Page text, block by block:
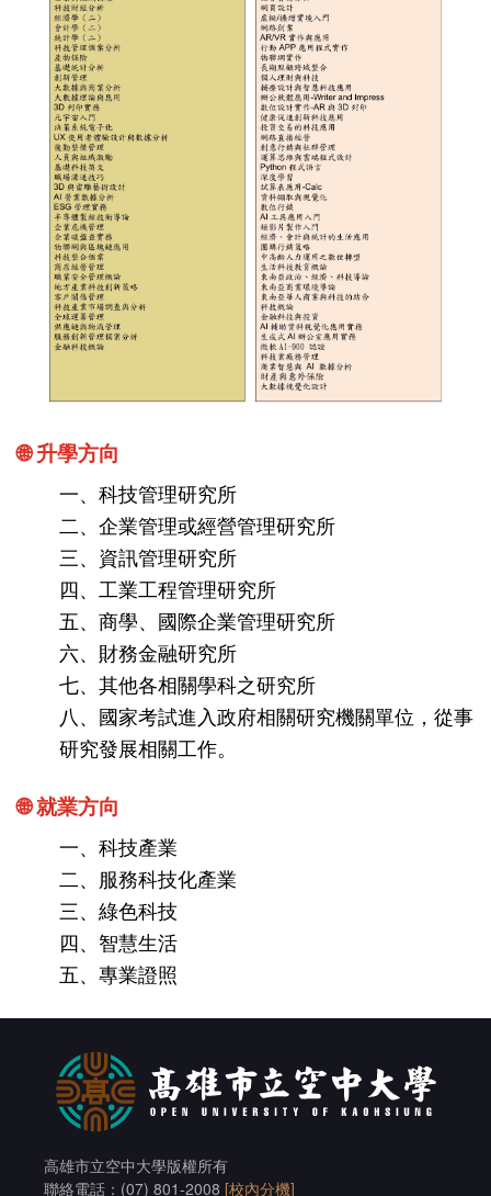
🌐 升學方向
一、科技管理研究所
二、企業管理或經營管理研究所
三、資訊管理研究所
四、工業工程管理研究所
五、商學、國際企業管理研究所
六、財務金融研究所
七、其他各相關學科之研究所
八、國家考試進入政府相關研究機關單位，從事
研究發展相關工作。
🌐 就業方向
一、科技產業
二、服務科技化產業
三、綠色科技
四、智慧生活
五、專業證照
高雄市立空中大學版權所有
聯絡電話：(07) 801-2008 [校內分機]